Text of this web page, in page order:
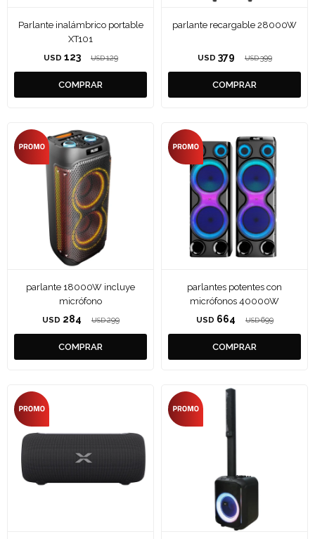
Parlante inalámbrico portable
XT101
USD 123 USD 129
parlante recargable 28000W
USD 379 USD 399
parlante 18000W incluye
micrófono
USD 284 USD 299
parlantes potentes con
micrófonos 40000W
USD 664 USD 699